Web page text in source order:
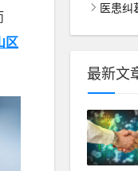
区
医患纠
最新文